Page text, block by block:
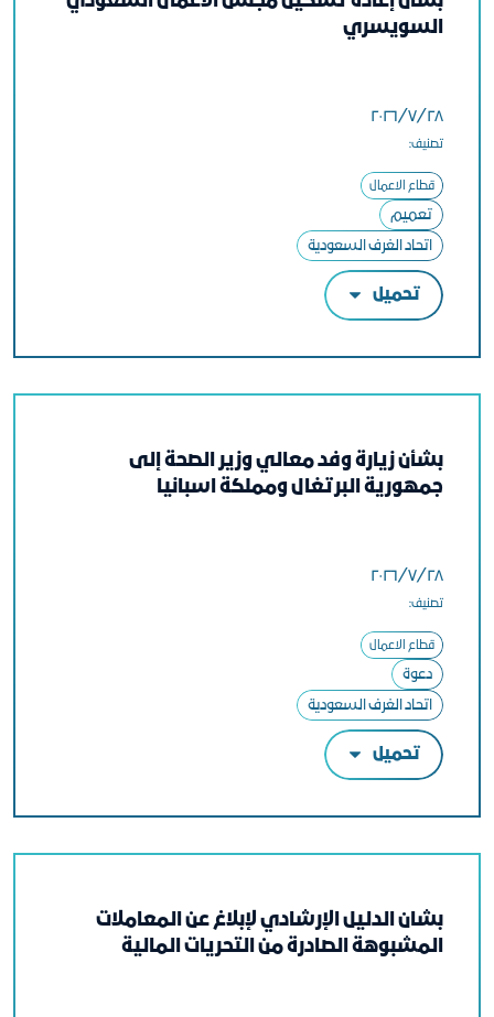
السويسري
٢٨‏/٧‏/٢٠٢٦
تصنيف:
قطاع الاعمال
تعميم
اتحاد الغرف السعودية
تحميل
بشأن زيارة وفد معالي وزير الصحة إلى
جمهورية البرتغال ومملكة اسبانيا
٢٨‏/٧‏/٢٠٢٦
تصنيف:
قطاع الاعمال
دعوة
اتحاد الغرف السعودية
تحميل
بشان الدليل الإرشادي لإبلاغ عن المعاملات
المشبوهة الصادرة من التحريات المالية